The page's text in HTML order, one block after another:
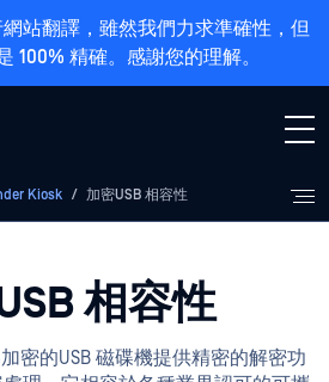
站翻譯，雖然我們力求準確性，但
100% 精確。感謝您的理解。
Kiosk / 加密USB 相容性
相容性
密的USB 磁碟機提供精密的解密功